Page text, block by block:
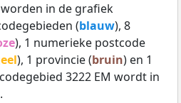
in de grafiek
(blauw), 8
), 1 numerieke postcode
), 1 provincie (bruin) en 1
3222 EM wordt in